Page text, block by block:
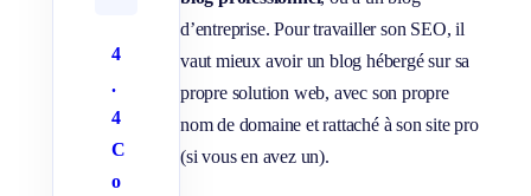
4
.
4
C
o
d’entreprise. Pour travailler son SEO, il
vaut mieux avoir un blog hébergé sur sa
propre solution web, avec son propre
nom de domaine et rattaché à son site pro
(si vous en avez un).